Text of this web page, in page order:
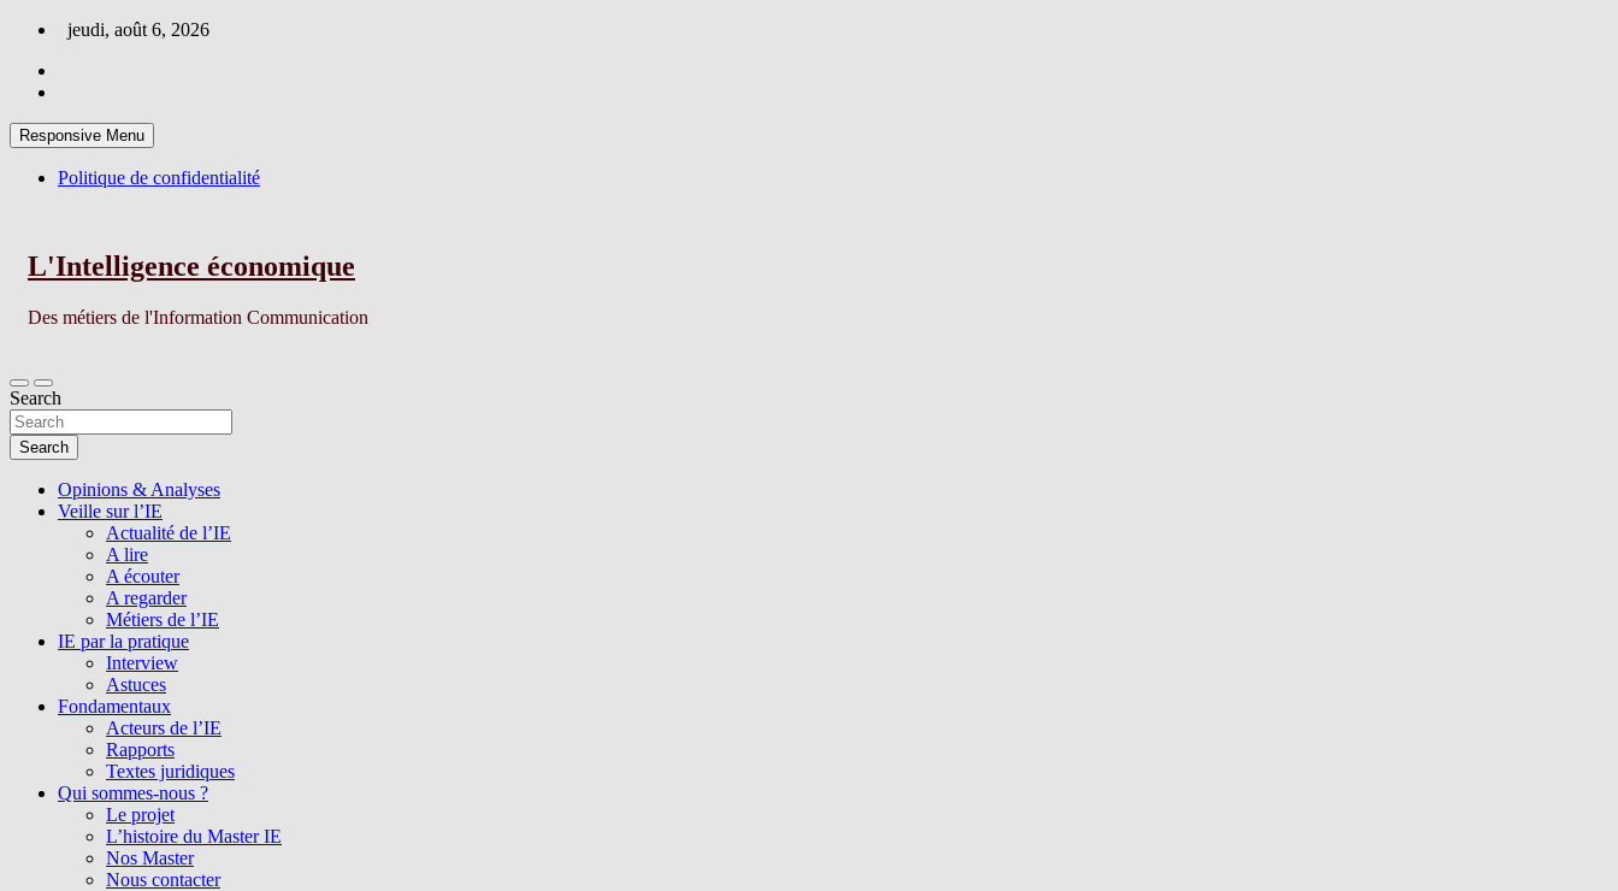
Skip
content
jeudi, août 6, 2026
Responsive Menu
Politique de confidentialité
L'Intelligence économique
Des métiers de l'Information Communication
Search
Search
Opinions & Analyses
Veille sur l’IE
Actualité de l’IE
A lire
A écouter
A regarder
Métiers de l’IE
IE par la pratique
Interview
Astuces
Fondamentaux
Acteurs de l’IE
Rapports
Textes juridiques
Qui sommes-nous ?
Le projet
L’histoire du Master IE
Nos Master
Nous contacter